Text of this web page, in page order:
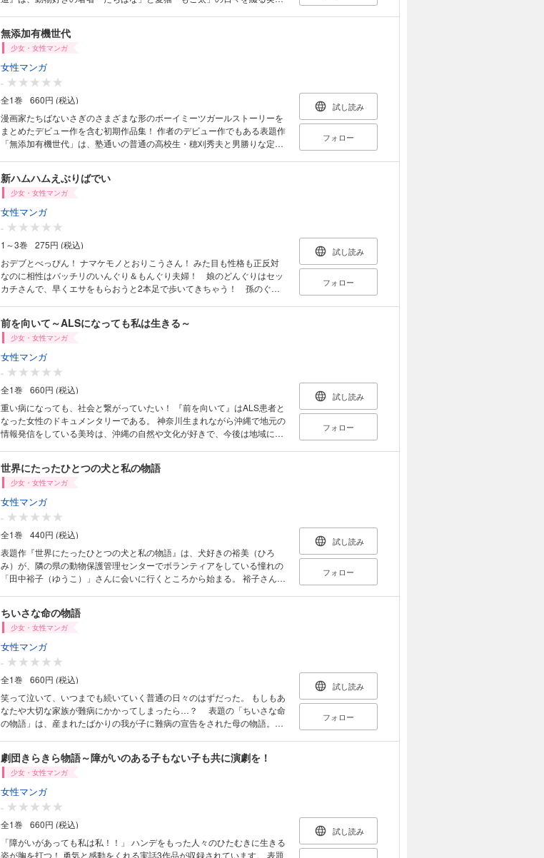
などを経て現職。在宅死率全国第１位（およそ４人に１人）の神奈川県横
須賀市で「在宅看取り」の普及に取り組む。「在宅看取り医」として今ま
でに1000人以上を看取り、2019年1月には日本医師会が主催する「赤ひげ
大賞」を受賞。各地での講演活動も活発に行っている。医療を中心とした
地域作りに力を入れており、地域住民の交流の場「しろいにじの家」を開
設している。さらに病院スタッフとしてマンガ家を採用し、患者の体験談
をマンガ化して病院発行の冊子に掲載するなど、情報発信にも努める。
1968年神奈川県横須賀市生まれ。現在も横須賀在住。1992年漫画家デビ
ュー後、少女漫画誌、女性誌、猫漫画誌などに作品を多数掲載。宝塚大学
東京メディア芸術学部マンガ分野非常勤講師、日本漫画家協会会員、日本
マンガ学会会員、日本在宅医療連合学会会員。2016年より社会福祉法人心
の会三輪医院非常勤職員（地域支援員）として、患者さんの人生を伝える
ターで出会った子猫に一目惚れ、その子を引き取ることに。「もこ太」と
名づけた愛猫と猫あるあるを楽しんでいたけれど…ん？ あれ、この子ち
ょっと身体がデカくない！？他にもショートストーリー5本を収録。 『ほ
かほかの絆』はペットショップとの契約トラブルと解決の物語。 『約束の
ゆくえ』はマンション住人同士のペットトラブルを描いた物語。 『地域猫
さんいらっしゃい』地域猫にまつわる物語。 『わすれがたみ』は遺品整理
の仕事する青年と故人が残した猫の物語。 『夏の夜 猫の勉強会』は動物
愛護の学生団体の勉強会のレポート漫画。 猫と暮らすのに必要な情報を自
然と手に入れられる4コマ漫画やショートストーリーが満載の『ねこ飼
道』シリーズ第1巻。すべてはここから始まった！
無添加有機世代
少女・女性マンガ
女性マンガ
-
全1巻
660円 (税込)
漫画家たちばないさぎのさまざまな形のボーイミーツガールストーリーを
まとめたデビュー作を含む初期作品集！ 作者のデビュー作でもある表題作
「無添加有機世代」は、塾通いの普通の高校生・穂刈秀夫と男勝りな定食
いない生子の方が常に優っていた。言いたいことを言い合いながらも、お
互いが気になっている秀夫と生子。そんななか、生子はある依頼を受け、
内密に「元気が出る薬」を製造し始める。その情報は地元を仕切る反社会
勢力も資金源として知ることとなった。生子の怪しい「元気が出る薬」作
りを同級生の青木と共に阻止しようとする秀夫だが、ついにその身にも危
険が及ぶ。果たして、この危機を乗り越えられるのか？ふたりの関係は進
展するのか？ 「愛とほこりのある限り」は第17回HMCビッグ・チャレン
ジ賞の佳作、というレア作品。お掃除の仕事で生計を立てるひとり暮らし
の中條くんは、ある日、破格の依頼を受ける。住み込みのお掃除で1日5
万、三食昼寝付き。好条件に惹かれてやってきた大邸宅だったが、そこに
は謎めいた少女がいて…。 「遅咲きのマンデリン」はカフェが舞台のこだ
わり珈琲ラブストーリー。カフェの娘みゆきのハートを射止めるのは、バ
イトの山下か常連の静馬か！？ 「碧い瞳の肖像」は短編ながらハードボイ
コメディ。 4コママンガ「ちんちら本舗」、戦後の混乱期に米軍キャンプ
の食堂でウェートレスとして働いた逞しい女性・チカの情熱的な恋の物
語。 万華鏡のような景色を魅せる作品群をDLしちゃおう！
試し読み
フォロー
新ハムハムえぶりばでい
少女・女性マンガ
女性マンガ
-
1～3巻
275円 (税込)
おデブとべっぴん！ ナマケモノとおりこうさん！ みた目も性格も正反対
なのに相性はバッチリのいんぐり＆もんぐり夫婦！ 娘のどんぐりはセッ
カチさんで、早くエサをもらおうと2本足で歩いてきちゃう！ 孫のぐり
よ～。新入りのゴールデンハムスター・しろっぷは毛並みが美しい王子さ
まなのに、エサをあげると指にかみつく狂暴ハム！ たちばな家のハムス
ターは個性豊かで毎日ドタバタの連続。愛嬌たっぷりのハムスターがいな
い生活なんて考えられない！
試し読み
フォロー
前を向いて～ALSになっても私は生きる～
少女・女性マンガ
女性マンガ
-
全1巻
660円 (税込)
重い病になっても、社会と繋がっていたい！ 『前を向いて』はALS患者と
なった女性のドキュメンタリーである。 神奈川生まれながら沖縄で地元の
情報発信をしている美玲は、沖縄の自然や文化が好きで、今後は地域に情
くせいそくさくこうかしょう）。 運動神経系が老化し身体の機能が失われ
ていく原因不明の難病だった。 美玲は動けるうちはと再び働きはじめる
が、希望を打ち砕くように病気は進行する。 呼吸すらままならない。 身
体が動くことはあたりまえではなくて奇跡的なことと、美玲は感じてい
た。 ついに喉を切って穴を開け、人工呼吸器をつける気管切開の手術を勧
められる。 外に出られなくなり、声も失う可能性も高い。 手術をしてま
で生きる意味を見つけられず絶望する美玲。 そんな彼女に担当医が伝えて
くれた一縷（いちる）の希望とは…？ 『そして穏やかな時間を』は、実在
する病院（三輪病院）が舞台。 そこで働く看護師・南の目を通して、心温
まる訪問診療の現場を伝える。 訪問診療は行う側の負担が大きいため実施
する医師は少ない。 しかし院長・千場医師は「住み慣れた家で、人生の最
期を飾れる手伝いをしたい。それが医師としてのモチベーション」と語
る。 南が訪問する家庭には、末期の膵臓ガン患者の廣政氏がいた。 千場
を飾る手伝いとは…？ 『笑顔が生まれた日』は口腔ケア歯ブラシ「くるリ
ーナ」誕生にまつわる長編力作。 介護の現場では歯磨きは大切とはいえ、
介護者の負担も大きい。 意識のない人や痴呆の人にも使用できる理想の歯
衛生士の素子たちを巻き込みながら、理想のケア歯ブラシを追い求めた。
そうしてできあがった「くるリーナ」だったが、山口たちの想像を超える
働きがあることがわかった。 現場での効果とは…？ 生と死が交錯する患
者や医師、介護者たちのリアル。 厳しい現実を生きる人々の前向きな意思
や温かな交流に涙が溢れるリアルな現場を伝える感動のドキュメンタリー
3編。
試し読み
フォロー
世界にたったひとつの犬と私の物語
少女・女性マンガ
女性マンガ
-
全1巻
440円 (税込)
表題作『世界にたったひとつの犬と私の物語』は、犬好きの裕美（ひろ
み）が、隣の県の動物保護管理センターでボランティアをしている憧れの
「田中裕子（ゆうこ）」さんに会いに行くところから始まる。 裕子さんは
いたくて行動したという裕子さんに裕美も共感し、夫の保（たもつ）と一
緒に彼女を手伝い始める。 裕子さんと仲間になった裕美は、自身の不妊治
療のつらい日々も、たくましく前向きな裕子さんから、パワーをもらって
乗り越えていく。 そんなある日、裕子さんに大きな異変が起きて……。
『エド～シェルターの犬～』は捨てられた老犬エドとシェルターで働き始
めたまゆの目を通して、シェルターのリアルな日々を描く。 軽い気持ちで
シェルターのバイトを始めたまゆは、そこで昔飼っていたゴン太とそっく
りな犬、エドと出会う。 楽しくも忙しい仕事を通して成長してゆくまゆの
傍らには、いつもエドが寄り添っていた。 けれど年老いたエドと過ごせる
時間には限りがあって……。 他にも、傷ついた野生のイルカを保護しよう
と奮闘するダイバーたちの物語『三日月色の涙』を収録。 動物に寄り添っ
て生きる人々の熱い想いが心を揺らす感動実話をコミカライズ！
試し読み
フォロー
ちいさな命の物語
少女・女性マンガ
女性マンガ
-
全1巻
660円 (税込)
笑って泣いて、いつまでも続いていく普通の日々のはずだった。 もしもあ
なたや大切な家族が難病にかかってしまったら…？ 表題の「ちいさな命
の物語」は、産まれたばかりの我が子に難病の宣告をされた母の物語。検
きな手術を受けるにはまだ小さく、非協力的な夫や多額の治療費に追い詰
められていく。 疲れ果てた日々の中、同じ人生なら笑った方がいいと前を
向く母は、夫と別れを決め拓哉の手術に臨んだ。 果たして、小さな命の運
命は？ 「陽だまりの想い」は授かった命を見守り続ける家族の物語。 ち
ずるは結婚前から夫の家族と仲良しだった。 けれど、夫の祖父は楽しみに
していた曾孫の顔を見る前に逝ってしまう。 祖父と入れ替わるように子ど
もを授かるが、切迫早産をはじめ、出産トラブルが続く。 それでもちづる
は、いつも見守ってくれる存在を感じていた。 「グリーフ・ワーク」は娘
試し読み
フォロー
劇団きらきら物語～障がいのある子もない子も共に演劇を！
少女・女性マンガ
女性マンガ
-
全1巻
660円 (税込)
「障がいがあっても私は私！！」 ハンデをもった人々のひたむきに生きる
姿が胸を打つ！ 勇気と感動をくれる実話3作品が収録されています。 表題
試し読み